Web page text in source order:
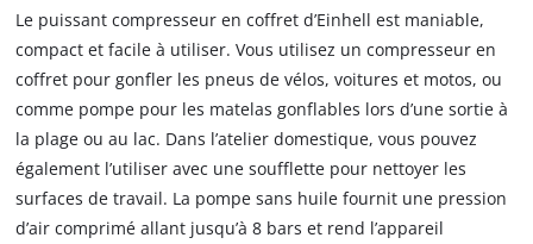
Le puissant compresseur en coffret d’Einhell est maniable,
compact et facile à utiliser. Vous utilisez un compresseur en
coffret pour gonfler les pneus de vélos, voitures et motos, ou
comme pompe pour les matelas gonflables lors d’une sortie à
la plage ou au lac. Dans l’atelier domestique, vous pouvez
également l’utiliser avec une soufflette pour nettoyer les
surfaces de travail. La pompe sans huile fournit une pression
d’air comprimé allant jusqu’à 8 bars et rend l’appareil